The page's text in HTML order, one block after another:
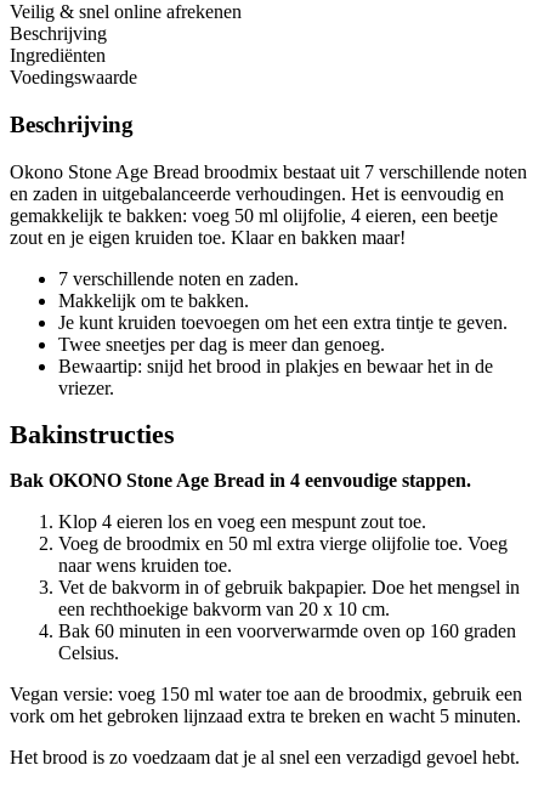
Veilig & snel online afrekenen
Beschrijving
Ingrediënten
Voedingswaarde
Beschrijving
Okono Stone Age Bread broodmix bestaat uit 7 verschillende noten
en zaden in uitgebalanceerde verhoudingen. Het is eenvoudig en
gemakkelijk te bakken: voeg 50 ml olijfolie, 4 eieren, een beetje
zout en je eigen kruiden toe. Klaar en bakken maar!
7 verschillende noten en zaden.
Makkelijk om te bakken.
Je kunt kruiden toevoegen om het een extra tintje te geven.
Twee sneetjes per dag is meer dan genoeg.
Bewaartip: snijd het brood in plakjes en bewaar het in de
vriezer.
Bakinstructies
Bak OKONO Stone Age Bread in 4 eenvoudige stappen.
Klop 4 eieren los en voeg een mespunt zout toe.
Voeg de broodmix en 50 ml extra vierge olijfolie toe. Voeg
naar wens kruiden toe.
Vet de bakvorm in of gebruik bakpapier. Doe het mengsel in
een rechthoekige bakvorm van 20 x 10 cm.
Bak 60 minuten in een voorverwarmde oven op 160 graden
Celsius.
Vegan versie: voeg 150 ml water toe aan de broodmix, gebruik een
vork om het gebroken lijnzaad extra te breken en wacht 5 minuten.
Het brood is zo voedzaam dat je al snel een verzadigd gevoel hebt.